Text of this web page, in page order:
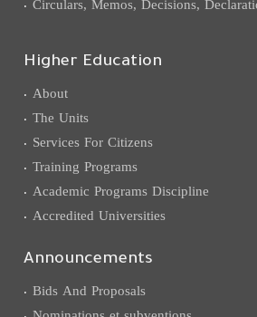
Higher Education
About
The Units
Services For Citizens
Training Programs
Academic Programs Discipline
Accredited Universities
Announcements
Bids And Proposals